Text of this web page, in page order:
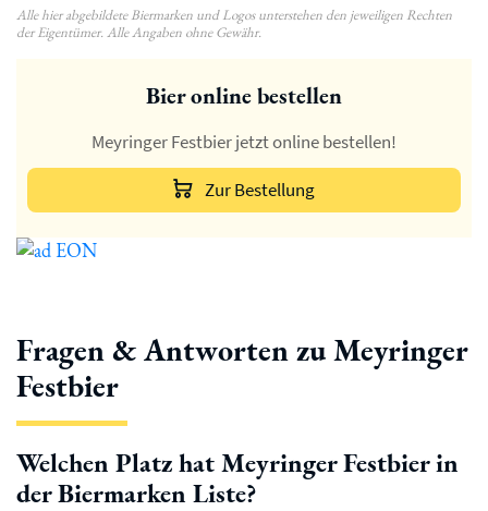
Alle hier abgebildete Biermarken und Logos unterstehen den jeweiligen Rechten
der Eigentümer. Alle Angaben ohne Gewähr.
Bier online bestellen
Meyringer Festbier jetzt online bestellen!
Zur Bestellung
Fragen & Antworten zu Meyringer
Festbier
Welchen Platz hat Meyringer Festbier in
der Biermarken Liste?